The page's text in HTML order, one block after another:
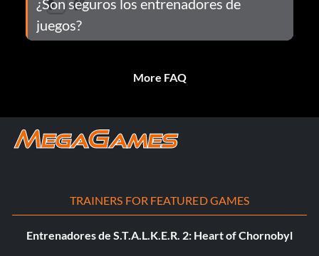
juegos?
More FAQ
TRAINERS FOR FEATURED GAMES
Entrenadores de S.T.A.L.K.E.R. 2: Heart of Chornobyl